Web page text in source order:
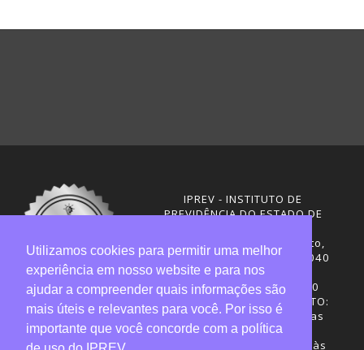
IPREV - INSTITUTO DE
PREVIDÊNCIA DO ESTADO DE
Rua Visconde de Ouro Preto,
291 – Centro - CEP: 88020-040
Florianópolis - SC
Telefones: (48) 3665-4600
HORÁRIO DE FUNCIONAMENTO:
Central de Atendimento: das
12h30 às 18h
Sede administrativa: 7h30 às
Utilizamos cookies para permitir uma melhor
experiência em nosso website e para nos
ajudar a compreender quais informações são
mais úteis e relevantes para você. Por isso é
importante que você concorde com a política